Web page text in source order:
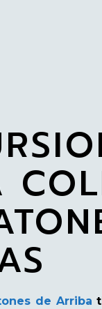
de Arriba